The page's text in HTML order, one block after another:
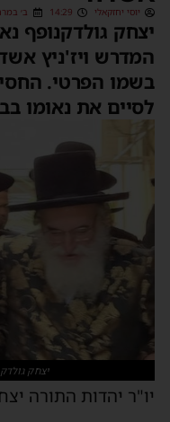
יוסי יחזקאלי 14:29 ב׳
יצחק גולדקנופף
המדרש ויז'ניץ
בשמו הפרטי.
לסיים את נאומו
יצחק
יו"ר יהדות התורה